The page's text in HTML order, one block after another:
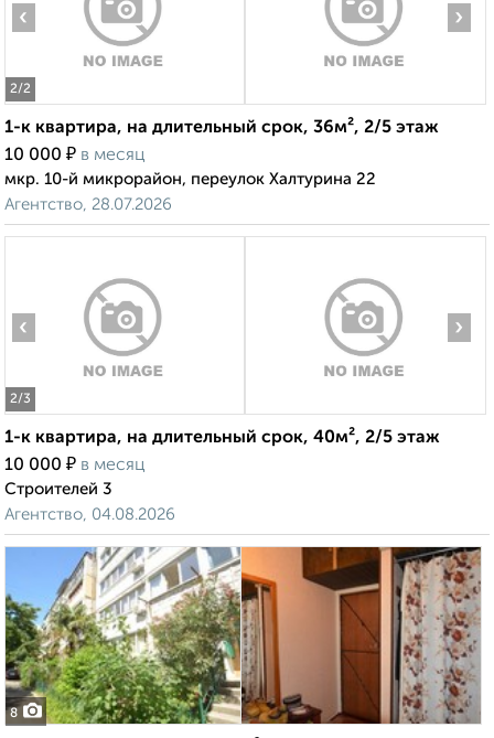
2/2
‹ ›
1-к квартира, на длительный срок, 36м², 2/5 этаж
10 000 ₽ в месяц
мкр. 10-й микрорайон, переулок Халтурина 22
Агентство, 28.07.2026
2/3
‹ ›
1-к квартира, на длительный срок, 40м², 2/5 этаж
10 000 ₽ в месяц
Строителей 3
Агентство, 04.08.2026
8